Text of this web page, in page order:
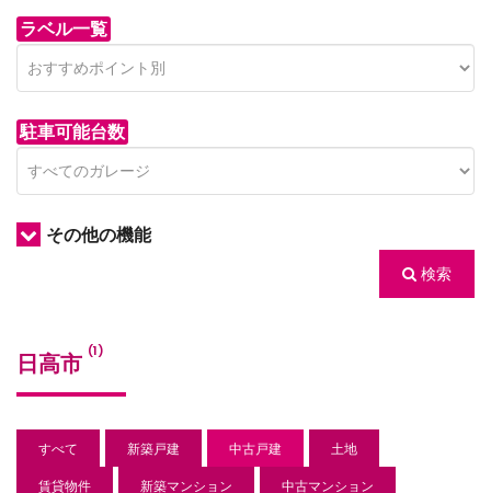
ラベル一覧
駐車可能台数
その他の機能
検索
日高市 (1)
すべて 新築戸建 中古戸建
土地
賃貸物件
新築マンション
中古マンション
top-